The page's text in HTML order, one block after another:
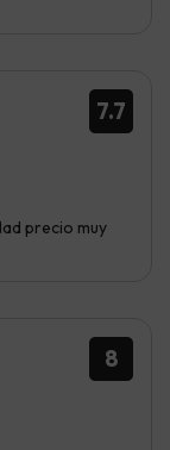
7.7
precio muy
8